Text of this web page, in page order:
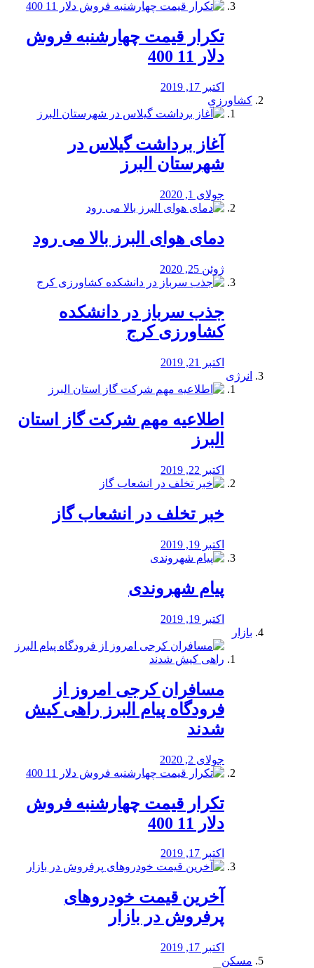
تکرار قیمت چهارشنبه فروش
دلار 11 400
اکتبر 17, 2019
کشاورزی
آغاز برداشت گیلاس در
شهرستان البرز
جولای 1, 2020
دمای هوای البرز بالا می رود
ژوئن 25, 2020
جذب سرباز در دانشکده
کشاورزی کرج
اکتبر 21, 2019
انرژی
️اطلاعیه مهم شرکت گاز استان
البرز
اکتبر 22, 2019
خبر تخلف در انشعاب گاز
اکتبر 19, 2019
پیام شهروندی
اکتبر 19, 2019
بازار
مسافران کرجی امروز از
فرودگاه پیام البرز راهی کیش
شدند
جولای 2, 2020
تکرار قیمت چهارشنبه فروش
دلار 11 400
اکتبر 17, 2019
آخرین قیمت خودرو‌های
پرفروش در بازار
اکتبر 17, 2019
مسکن